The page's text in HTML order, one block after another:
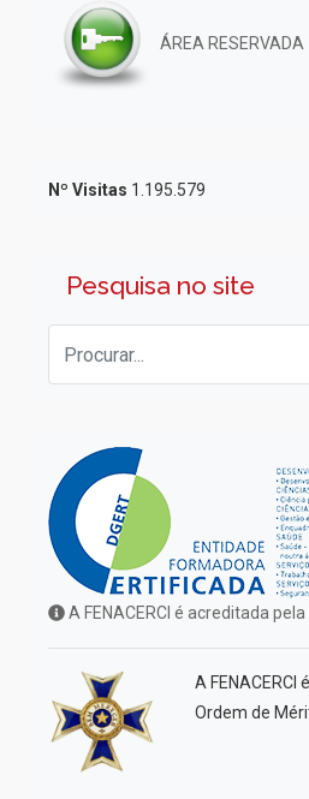
ÁREA RESERVADA
Nº Visitas 1.195.579
Pesquisa no site
A FENACERCI é acreditada pela
A
Ordem de